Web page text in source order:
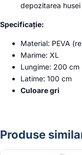
depozitarea
Specificație:
Material: PEVA
Marime: XL
Lungime: 200 cm
Latime: 100 cm
Culoare gri
Produse